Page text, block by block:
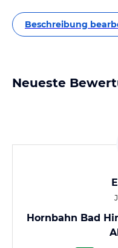
Beschreibung
Neueste
Hornbahn Bad